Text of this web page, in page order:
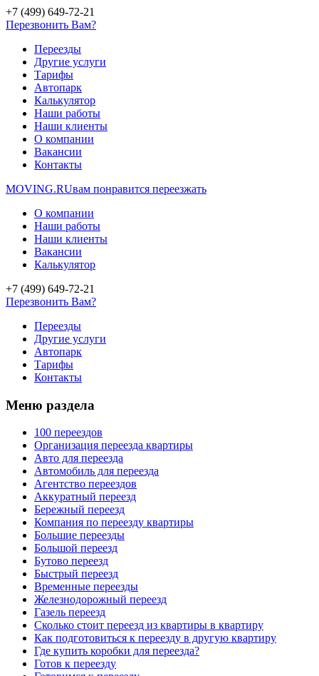
+7 (499) 649-72-21
Перезвонить Вам?
Переезды
Другие услуги
Тарифы
Автопарк
Калькулятор
Наши работы
Наши клиенты
О компании
Вакансии
Контакты
MOVING.RUвам понравится переезжать
О компании
Наши работы
Наши клиенты
Вакансии
Калькулятор
+7 (499) 649-72-21
Перезвонить Вам?
Переезды
Другие услуги
Автопарк
Тарифы
Контакты
Меню раздела
100 переездов
Организация переезда квартиры
Авто для переезда
Автомобиль для переезда
Агентство переездов
Аккуратный переезд
Бережный переезд
Компания по переезду квартиры
Большие переезды
Большой переезд
Бутово переезд
Быстрый переезд
Временные переезды
Железнодорожный переезд
Газель переезд
Сколько стоит переезд из квартиры в квартиру
Как подготовиться к переезду в другую квартиру
Где купить коробки для переезда?
Готов к переезду